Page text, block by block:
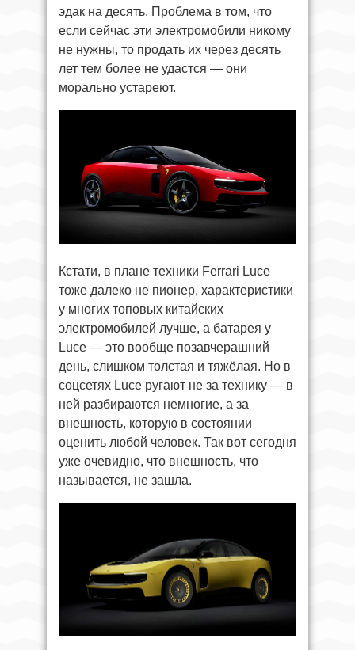
эдак на десять. Проблема в том, что
если сейчас эти электромобили никому
не нужны, то продать их через десять
лет тем более не удастся — они
морально устареют.
Кстати, в плане техники Ferrari Luce
тоже далеко не пионер, характеристики
у многих топовых китайских
электромобилей лучше, а батарея у
Luce — это вообще позавчерашний
день, слишком толстая и тяжёлая. Но в
соцсетях Luce ругают не за технику — в
ней разбираются немногие, а за
внешность, которую в состоянии
оценить любой человек. Так вот сегодня
уже очевидно, что внешность, что
называется, не зашла.